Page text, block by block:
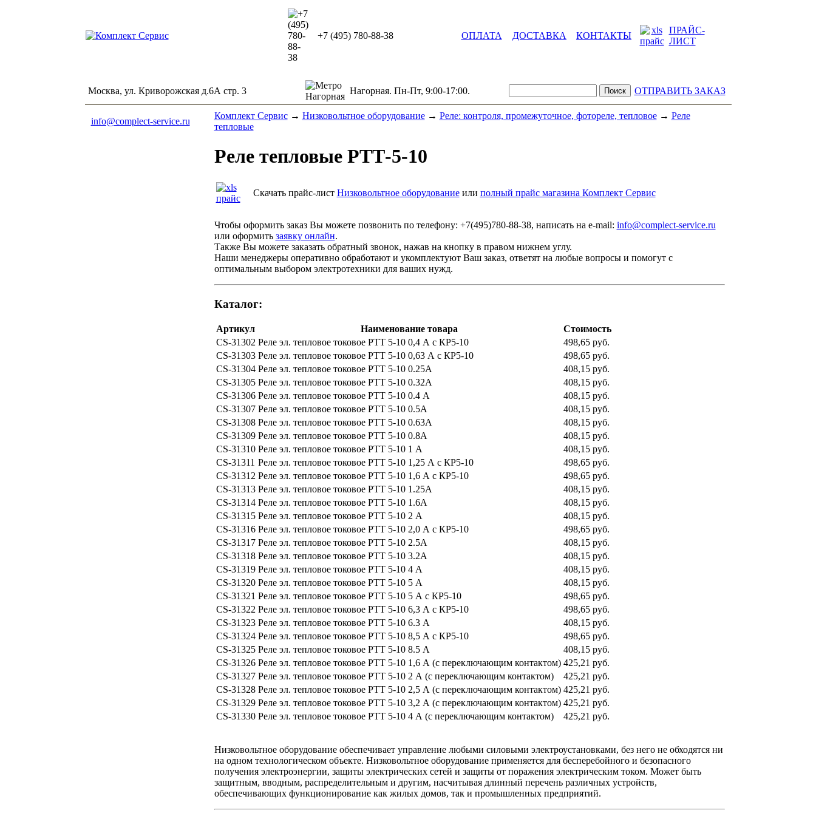
+7 (495) 780-88-38 ОПЛАТА ДОСТАВКА КОНТАКТЫ
ПРАЙС-
ЛИСТ
Москва, ул. Криворожская д.6А стр. 3 Нагорная. Пн-Пт, 9:00-17:00. ОТПРАВИТЬ ЗАКАЗ
info@complect-service.ru
Комплект Сервис→ Низковольтное оборудование→ Реле: контроля, промежуточное, фотореле, тепловое→ Реле
тепловые
Реле тепловые РТТ-5-10
Скачать прайс-лист Низковольтное оборудованиеили полный прайс магазина Комплект Сервис
Чтобы оформить заказ Вы можете позвонить по телефону: +7(495)780-88-38, написать на e-mail: info@complect-service.ru
или оформить заявку онлайн.
Также Вы можете заказать обратный звонок, нажав на кнопку в правом нижнем углу.
Наши менеджеры оперативно обработают и укомплектуют Ваш заказ, ответят на любые вопросы и помогут с
оптимальным выбором электротехники для ваших нужд.
Каталог:
Артикул Наименование товара
Стоимость
CS-31302 Реле эл. тепловое токовое РТТ 5-10 0,4 А с КР5-10
498,65 руб.
CS-31303 Реле эл. тепловое токовое РТТ 5-10 0,63 А с КР5-10
498,65 руб.
CS-31304 Реле эл. тепловое токовое РТТ 5-10 0.25А
408,15 руб.
CS-31305 Реле эл. тепловое токовое РТТ 5-10 0.32А
408,15 руб.
CS-31306 Реле эл. тепловое токовое РТТ 5-10 0.4 А
408,15 руб.
CS-31307 Реле эл. тепловое токовое РТТ 5-10 0.5А
408,15 руб.
CS-31308 Реле эл. тепловое токовое РТТ 5-10 0.63А
408,15 руб.
CS-31309 Реле эл. тепловое токовое РТТ 5-10 0.8А
408,15 руб.
CS-31310 Реле эл. тепловое токовое РТТ 5-10 1 А
408,15 руб.
CS-31311 Реле эл. тепловое токовое РТТ 5-10 1,25 А с КР5-10
498,65 руб.
CS-31312 Реле эл. тепловое токовое РТТ 5-10 1,6 А с КР5-10
498,65 руб.
CS-31313 Реле эл. тепловое токовое РТТ 5-10 1.25А
408,15 руб.
CS-31314 Реле эл. тепловое токовое РТТ 5-10 1.6А
408,15 руб.
CS-31315 Реле эл. тепловое токовое РТТ 5-10 2 А
408,15 руб.
CS-31316 Реле эл. тепловое токовое РТТ 5-10 2,0 А с КР5-10
498,65 руб.
CS-31317 Реле эл. тепловое токовое РТТ 5-10 2.5А
408,15 руб.
CS-31318 Реле эл. тепловое токовое РТТ 5-10 3.2А
408,15 руб.
CS-31319 Реле эл. тепловое токовое РТТ 5-10 4 А
408,15 руб.
CS-31320 Реле эл. тепловое токовое РТТ 5-10 5 А
408,15 руб.
CS-31321 Реле эл. тепловое токовое РТТ 5-10 5 А с КР5-10
498,65 руб.
CS-31322 Реле эл. тепловое токовое РТТ 5-10 6,3 А с КР5-10
498,65 руб.
CS-31323 Реле эл. тепловое токовое РТТ 5-10 6.3 А
408,15 руб.
CS-31324 Реле эл. тепловое токовое РТТ 5-10 8,5 А с КР5-10
498,65 руб.
CS-31325 Реле эл. тепловое токовое РТТ 5-10 8.5 А
408,15 руб.
CS-31326 Реле эл. тепловое токовое РТТ 5-10 1,6 А (с переключающим контактом) 425,21 руб.
CS-31327 Реле эл. тепловое токовое РТТ 5-10 2 А (с переключающим контактом)
425,21 руб.
CS-31328 Реле эл. тепловое токовое РТТ 5-10 2,5 А (с переключающим контактом) 425,21 руб.
CS-31329 Реле эл. тепловое токовое РТТ 5-10 3,2 А (с переключающим контактом) 425,21 руб.
CS-31330 Реле эл. тепловое токовое РТТ 5-10 4 А (с переключающим контактом) 425,21 руб.
Низковольтное оборудование обеспечивает управление любыми силовыми электроустановками, без него не обходятся ни
на одном технологическом объекте. Низковольтное оборудование применяется для бесперебойного и безопасного
получения электроэнергии, защиты электрических сетей и защиты от поражения электрическим током. Может быть
защитным, вводным, распределительным и другим, насчитывая длинный перечень различных устройств,
обеспечивающих функционирование как жилых домов, так и промышленных предприятий.